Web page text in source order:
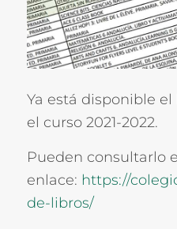
Ya está disponible
el curso 2021-2022.
Pueden consultarlo
enlace: https://
de-libros/